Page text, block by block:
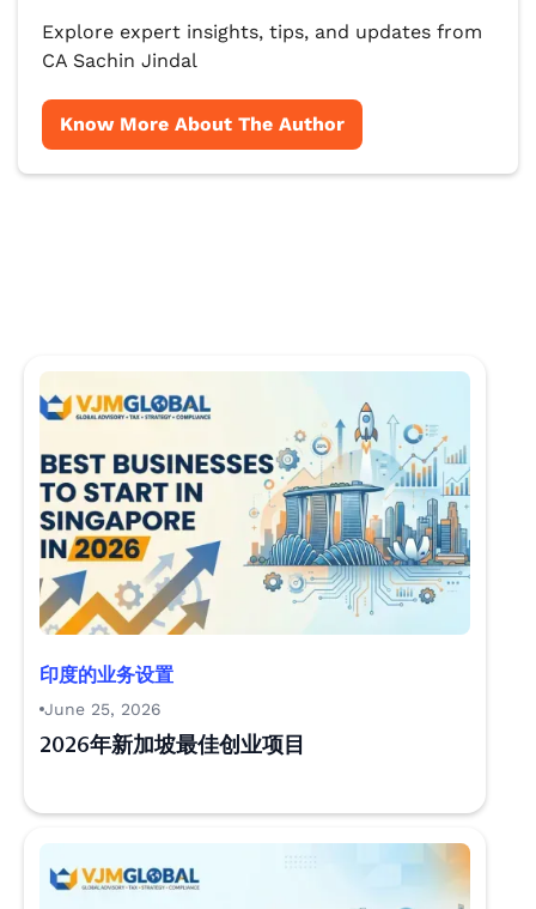
Explore expert insights, tips, and updates from
CA Sachin Jindal
Know More About The Author
印度的业务设置
June 25, 2026
2026年新加坡最佳创业项目